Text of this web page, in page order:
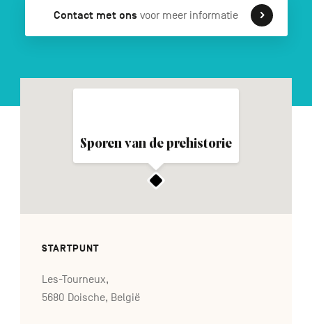
Contact met ons voor meer informatie
Sporen van de prehistorie
STARTPUNT
Les-Tourneux,
5680 Doische, België